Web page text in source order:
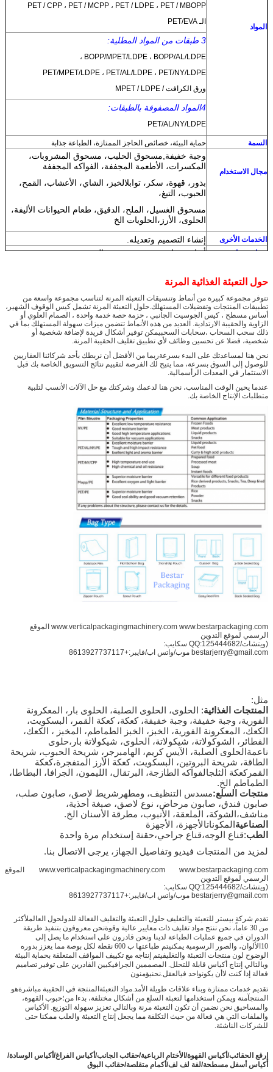
المواد
PET / CPP ، PET / MCPP ، PET / LDPE ، PET / MBOPP
الـ PET/EVA
3 طبقات من المواد المطلية:
BOPP/MPET/LDPE ، BOPP/AL/LDPE ،
PET/MPET/LDPE ، PET/AL/LDPE ، PET/NY/LDPE
ورق الكرافت / MPET / LDPE
4المواد المصفوفة بالطبقات:
PET/AL/NY/LDPE
السمة حماية البيئة، خصائص الحاجز الممتازة، الطباعة جذابة
مجال الاستخدام
وجبة خفيفة مسحوق الحليب، مسحوق المشروبات،
المكسرات، الأطعمة المجففة، الفواكه المجففة
بذور، قهوة، سكر، توابلالخبز، الشاي، الأعشاب، القمح،
الحبوب، التبغ،
مسحوق الغسيل، الملح، الدقيق، طعام الحيوانات الأليفة،
الحلوى، الأرز،الحلويات الخ
الخدمات الأخرى إنشاء التصميم وتعديله.
عينات مجانية أنواع مختلفة متوفرة مع جمع الشحن
ملاحظة
الخاصة بك، لذلك يرجى
من فضلكم أخبرونا المادة، السماكة، الحجم، لون الطباعة
والمتطلبات الأخرى التي تفضلهاوسيتم تقديم العرض
الخاص
إذا كنت لا تعرف المعلومات التفصيلية، يمكننا أن
نعطيك اقتراحات.
2)يمكننا توفير
عينات مماثلة مجانية، لكنرسوم العينة
الدقيقة المطلوبة
وقت التسليم: 20~25 يوماً سنبذل قصارى جهدنا لنقص الوقت
حول التعبئة الغذائية المرنة
تتوفر مجموعة كبيرة من أنماط وتنسيقات التعبئة المرنة لتناسب مجموعة واسعة من
تطبيقات المنتجات وتفضيلات المستهلك.حلول التعبئة المرنة تشمل كيس الوقوف الشهير،
أساس مسطح ، كيس الجوسيت الجانبي ، حزمة حصة خدمة واحدة ، الصمام العلوي أو
الزاوية والحقيبة الارتدادية. العديد من هذه الأنماط تتضمن ميزات سهولة المستهلك بما في
ذلك سحب السحاب ،سحابات السحبيمكن توفير أشكال فريدة لإضافة شخصية أو
شخصية، فضلا عن تحسين وظائف لأي تطبيق تغليف الحقيبة المرنة.
نحن هنا لمساعدتك على البدء بسرعةربما من الأفضل أن نربطك بأحد شركائنا العقاريين
للوصول إلى السوق بسرعة، مما يتيح لك الفرصة لتقييم نتائج التسويق الخاصة بك قبل
الاستثمار في المعدات الرأسمالية.
عندما يحين الوقت المناسب، نحن هنا لدعمك وشركتك مع حل الآلات الأنسب لتلبية
متطلبات الإنتاج الخاصة بك.
www.verticalpackagingmachinery.com www.bestarpackaging.com الموقع
الرسمي لموقع التدوين
(ويتشات/QQ:125444682 سكايب:
bestarjerry@gmail.com موب/واتس اب/فايبر:+8613927737117
مثل:
المنتجات الغذائية: الحلوى، الحلوى الصلبة، الحلوى بار، المعكرونة
الفورية، وجبة خفيفة، وجبة خفيفة، كعكة، كعكة القمر، البسكويت،
الكعك، المعكرونة الفورية، الخبز، الخبز الطماطم، المخبز ، الكعك،
الفطائر، الشوكولاتة، شيكولاتة، الحلوى، شيكولاتة بار،حلوى
ناعمةالحلوى الصلبة، الآيس كريم، الهامبرجر، شريحة الحبوب، شريحة
الطاقة، شريحة البروتين، البسكويت، كعكة الأرز المتفجرة،كعكة
القمركعكة الثلجالفواكه الطازجة، البرتقال، الليمون، الجرافا، البطاطا،
الطماطم الخ.
منتجات السلع:مسدس التنظيف، ومطهر شريط لاصق، صابون صلب،
صابون فندق، صابون مرحاض، نوع لاصق، صبغة أحذية،
مناشف، الشوكة، الملعقة، الأنبوب، مطرقة الأسنان الخ.
الصناعية المكوناتالأجهزة، الأجهزة
الطب:قناع الوجه،قناع جراحي،حقنة إستخدام مرة واحدة
لمزيد من المنتجات فيديو وتفاصيل الجهاز، يرجى الاتصال بنا.
www.verticalpackagingmachinery.com www.bestarpackaging.com الموقع
الرسمي لموقع التدوين
(ويتشات/QQ:125444682 سكايب:
bestarjerry@gmail.com موب/واتس اب/فايبر:+8613927737117
تقدم شركة بيستر للتعبئة والتغليف حلول التعبئة والتغليف الفعالة للدولحول العالملأكثر
من 30 عاماً، نحن ننتج مواد تغليف ذات معايير عالية وقوة
نحن معروفون بتنفيذ طريقة
الدوران في جميع عمليات الطباعة لدينا ونحن قادرون على استخدام ما يصل إلى
10 الألوان، والصور الرسومية يمكن
يتم طباعتها ب 600 نقطة لكل بوصة مما يعزز بدوره
الوضوح لون منتجات التعبئة والتغليفيتم إنتاجه مع تكييف المواقف المتعلقة بحماية البيئة
وبالتالي إنتاج أكياس قابلة للتحلل. المصممين الجرافيكيين القادرين على توفير تصاميم
فعالة إذا كنت لا أن يكونواحد فيالعقل.نحنيؤمنون
تقديم خدمات ممتازة وبناء علاقات طويلة الأمد.مواد التعبئة المنتجة في الحقيبة مباشرةهو
المنتجآمنة ويمكن استخدامها لتعبئة السلع من أشكال مختلفة، بدءا من؛حبوب القهوة،
والمساحيق نحن نضمن أن تكون التعبئة مرنة وبالتالي تعزيز سهولة التوزيع. الأكياس
والملفات التي هي فعالة من حيث التكلفة مما يجعل إنتاج التعبئة والعلب ممكنا حتى
للشركات الناشئة.
إرفع الحقائب/أكياس القهوة/ الأختام الرباعية/حقائب الجانب/أكياس الفراغ/أكياس الوسادة/
أكياس أسفل مسطحة/لفة لف لف/أكمام متقلصة/حقائب البوق